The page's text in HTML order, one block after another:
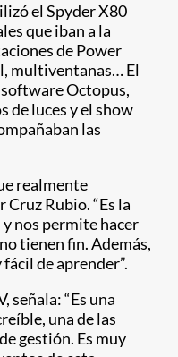
el Spyder X80
que iban a la
de Power
multiventanas… El
Octopus,
de luces y el show
las
realmente
Cruz Rubio. “Es la
nos permite hacer
tienen fin. Además,
de aprender”.
señala: “Es una
una de las
gestión. Es muy